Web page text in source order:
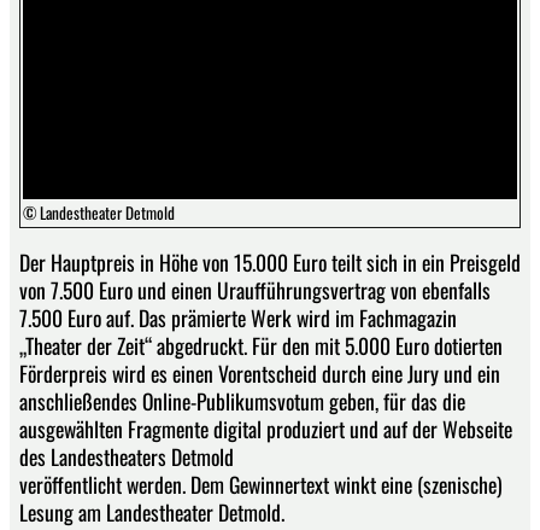
© Landestheater Detmold
Der Hauptpreis in Höhe von 15.000 Euro teilt sich in ein Preisgeld
von 7.500 Euro und einen Uraufführungsvertrag von ebenfalls
7.500 Euro auf. Das prämierte Werk wird im Fachmagazin
„Theater der Zeit“ abgedruckt. Für den mit 5.000 Euro dotierten
Förderpreis wird es einen Vorentscheid durch eine Jury und ein
anschließendes Online-Publikumsvotum geben, für das die
ausgewählten Fragmente digital produziert und auf der Webseite
des Landestheaters Detmold
veröffentlicht werden. Dem Gewinnertext winkt eine (szenische)
Lesung am Landestheater Detmold.